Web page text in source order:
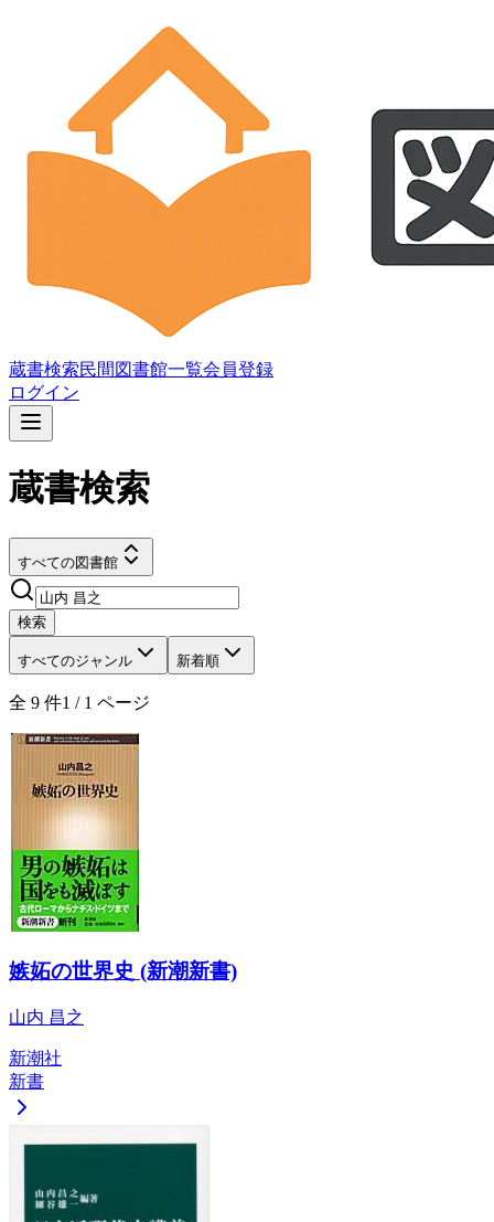
蔵書検索民間図書館一覧会員登録
ログイン
蔵書検索
すべての図書館
検索
すべてのジャンル 新着順
全 9 件1 / 1 ページ
嫉妬の世界史 (新潮新書)
山内 昌之
新潮社
新書